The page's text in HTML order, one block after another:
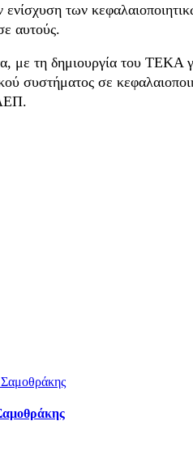
των
αυτούς.
τη δημιουργία του ΤΕΚΑ
συστήματος σε